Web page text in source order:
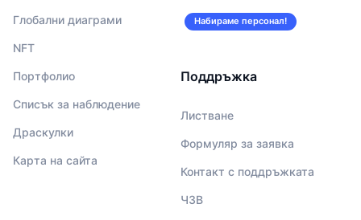
Глобални диаграми
NFT
Портфолио
Списък за наблюдение
Драскулки
Карта на сайта
Набираме персонал!
Поддръжка
Листване
Формуляр за заявка
Контакт с поддръжката
ЧЗВ